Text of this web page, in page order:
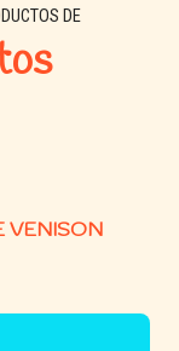
DE
VENISON